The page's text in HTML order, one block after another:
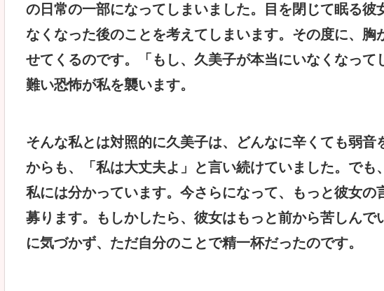
の日常の一部になってしまいました。目を閉じて眠る
なくなった後のことを考えてしまいます。その度に、
せてくるのです。「もし、久美子が本当にいなくなっ
難い恐怖が私を襲います。
そんな私とは対照的に久美子は、どんなに辛くても弱
からも、「私は大丈夫よ」と言い続けていました。でも
私には分かっています。今さらになって、もっと彼女
募ります。もしかしたら、彼女はもっと前から苦しんで
に気づかず、ただ自分のことで精一杯だったのです。